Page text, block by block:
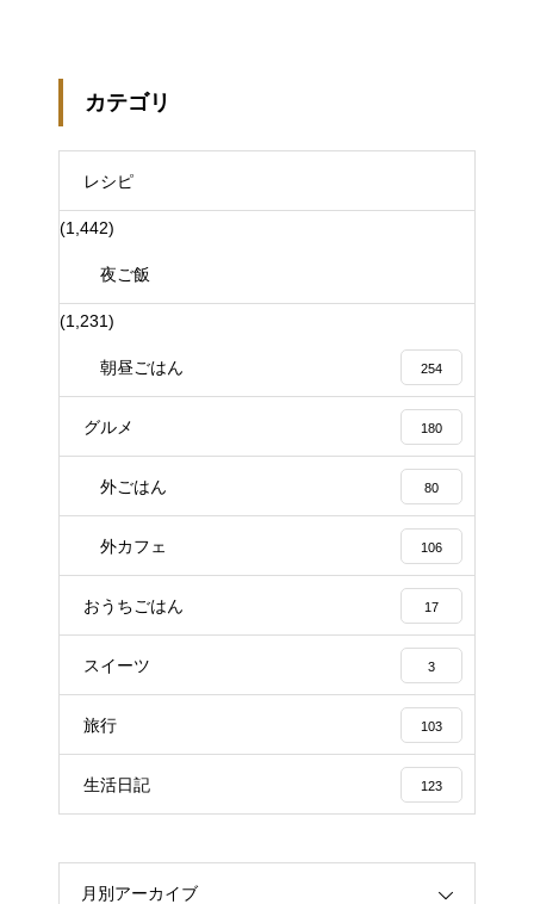
カテゴリ
レシピ
(1,442)
夜ご飯
(1,231)
朝昼ごはん 254
グルメ 180
外ごはん 80
外カフェ 106
おうちごはん 17
スイーツ 3
旅行 103
生活日記 123
月別アーカイブ